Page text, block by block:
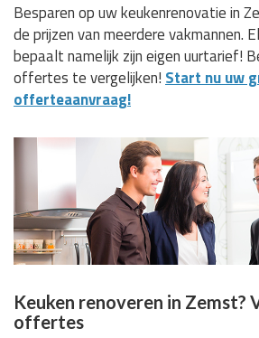
Besparen op uw keukenrenovatie in
de prijzen van meerdere vakmannen.
bepaalt namelijk zijn eigen uurtarief!
offertes te vergelijken! Start nu uw
offerteaanvraag!
Keuken renoveren in Zemst?
offertes